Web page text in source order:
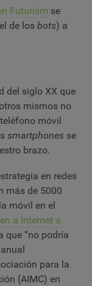
Futurism se
de los bots) a
del siglo XX que
mismos no
móvil
smartphones se
brazo.
en redes
más de 5000
móvil en el
a Internet a
que “no podría
para la
(AIMC) en